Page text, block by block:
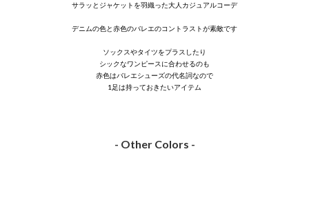
サラッとジャケットを羽織った大人カジュアルコーデ
デニムの色と赤色のバレエのコントラストが素敵です
ソックスやタイツをプラスしたり
シックなワンピースに合わせるのも
赤色はバレエシューズの代名詞なので
1足は持っておきたいアイテム
- Other Colors -